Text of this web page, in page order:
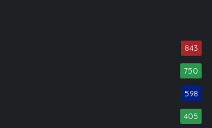
843
750
598
405